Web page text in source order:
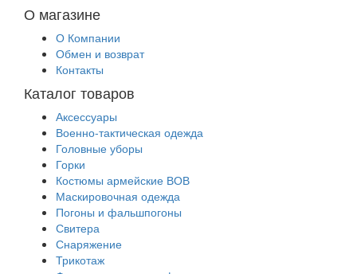
О магазине
О Компании
Обмен и возврат
Контакты
Каталог товаров
Аксессуары
Военно-тактическая одежда
Головные уборы
Горки
Костюмы армейские ВОВ
Маскировочная одежда
Погоны и фальшпогоны
Свитера
Снаряжение
Трикотаж